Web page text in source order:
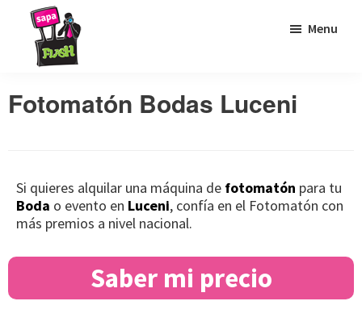
Saltar
principal
Saltar
contenido
Saltar
página
para
Menu
Fotomatón Bodas Luceni
Si quieres alquilar una máquina de fotomatón para tu
Boda o evento en Luceni, confía en el Fotomatón con
más premios a nivel nacional.
Saber mi precio